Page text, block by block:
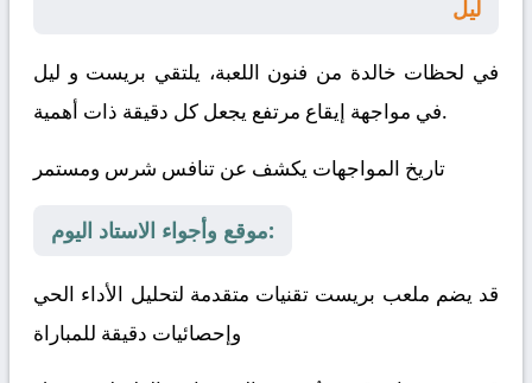
ليل
في لحظات خالدة من فنون اللعبة، يلتقي بريست و ليل
في مواجهة إيقاع مرتفع يجعل كل دقيقة ذات أهمية.
تاريخ المواجهات يكشف عن تنافس شرس ومستمر
موقع وأجواء الاستاد اليوم:
قد يضم ملعب بريست تقنيات متقدمة لتحليل الأداء الحي
وإحصائيات دقيقة للمباراة